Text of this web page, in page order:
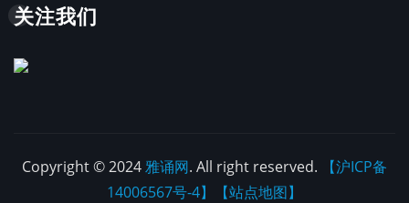
关注我们
Copyright © 2024雅诵网. All right reserved.
【沪ICP备
14006567号-4】
【站点地图】